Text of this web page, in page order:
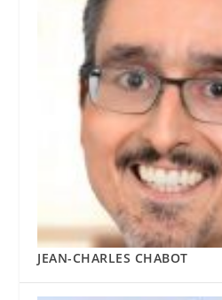
JEAN-CHARLES CHABOT